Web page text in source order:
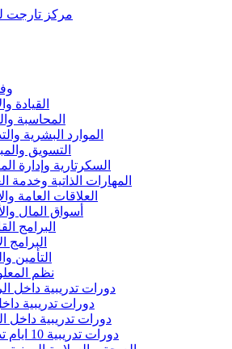
القيادة
المحاسبة
الموارد البشرية
التسويق
السكرتارية وإدارة
المهارات الذاتية وخدمة
العلاقات العامة
أسواق المال
البرامج
البرامج
التأمين
نظم
دورات تدريبية داخل
دورات تدريبية
دورات تدريبية داخل
دورات تدريبية 10 ايام تدريب